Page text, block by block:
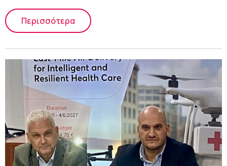
Περισσότερα